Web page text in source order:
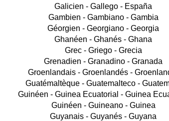
Galicien - Gallego - España
Gambien - Gambiano - Gambia
Géorgien - Georgiano - Georgia
Ghanéen - Ghanés - Ghana
Grec - Griego - Grecia
Grenadien - Granadino - Granada
Groenlandais - Groenlandés -
Guatémaltèque - Guatemalteco -
Guinéen - Guinea Ecuatorial - Guinea
Guinéen - Guineano - Guinea
Guyanais - Guyanés - Guyana